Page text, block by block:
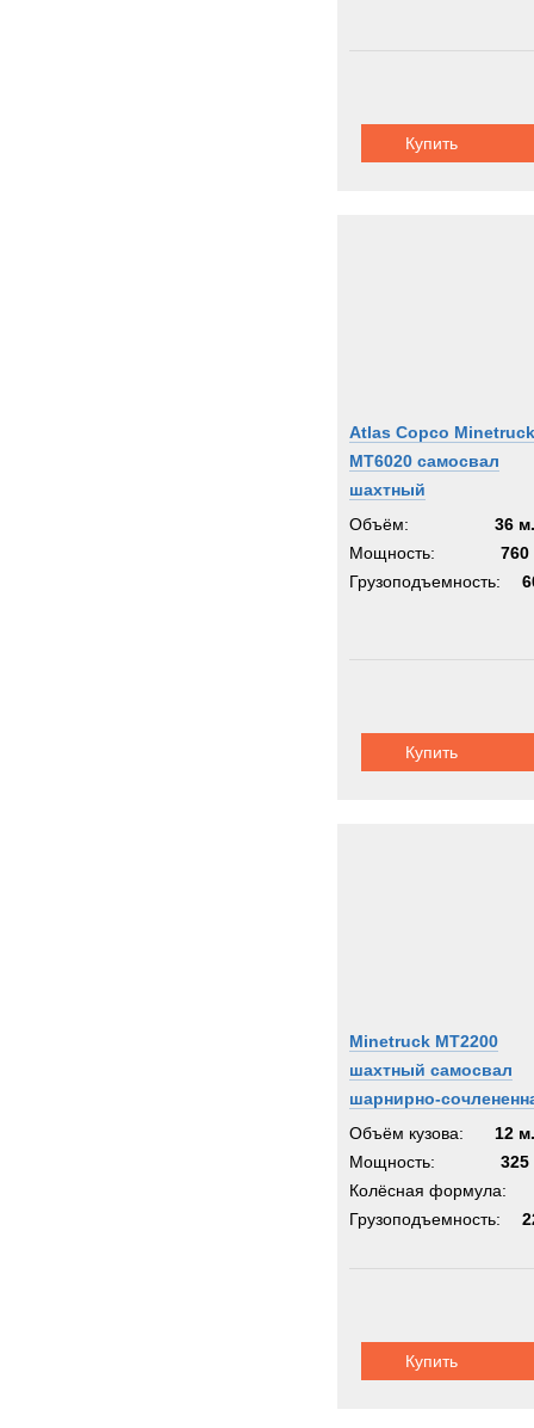
Купить
Atlas Copco Minetruck
MT6020 самосвал
шахтный
Объём:
36
Мощность:
760
Грузоподъемность:
Купить
Minetruck MT2200
шахтный самосвал
шарнирно-
рама
Объём кузова:
12
Мощность:
325
Колёсная формула:
Грузоподъемность:
Купить